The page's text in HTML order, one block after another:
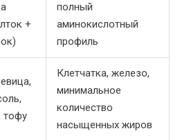
+
полный
аминокислотный
профиль
тофу
Клетчатка, железо,
минимальное
количество
насыщенных жиров